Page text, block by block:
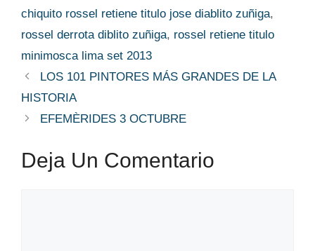
chiquito rossel retiene titulo jose diablito zuñiga,
rossel derrota diblito zuñiga, rossel retiene titulo
minimosca lima set 2013
LOS 101 PINTORES MÁS GRANDES DE LA
HISTORIA
EFEMÈRIDES 3 OCTUBRE
Deja Un Comentario